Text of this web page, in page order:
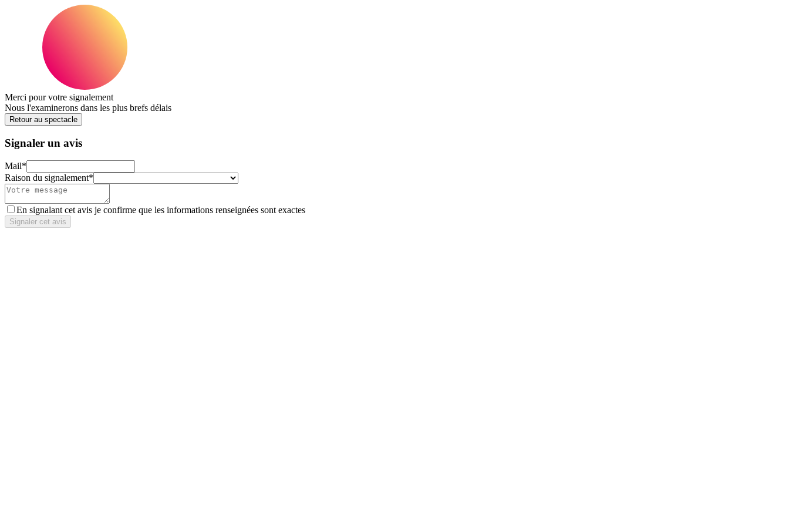
Merci pour votre signalement
Nous l'examinerons dans les plus brefs délais
Retour au spectacle
Signaler un avis
Mail*
Raison du signalement*
En signalant cet avis je confirme que les informations renseignées sont exactes
Signaler cet avis